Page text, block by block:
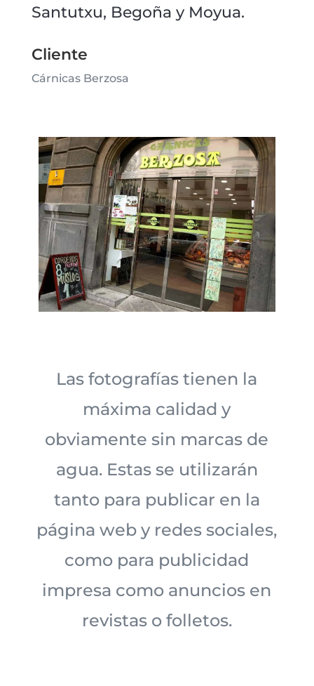
Santutxu, Begoña y Moyua.
Cliente
Cárnicas Berzosa
Las fotografías tienen la
máxima calidad y
obviamente sin marcas de
agua. Estas se utilizarán
tanto para publicar en la
página web y redes sociales,
como para publicidad
impresa como anuncios en
revistas o folletos.